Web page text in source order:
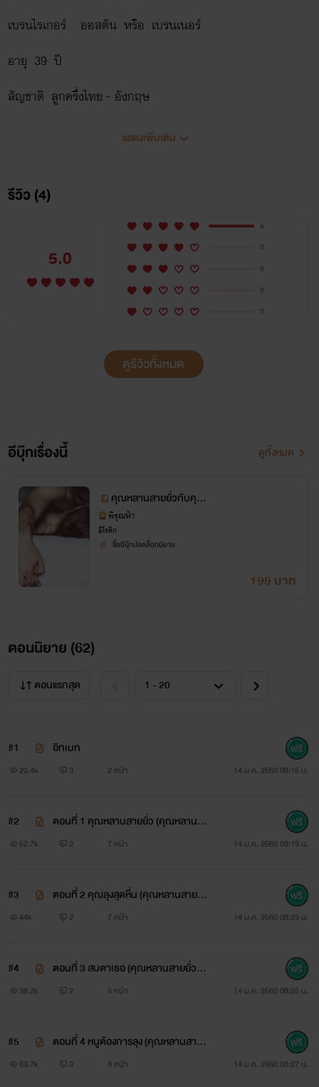
เบรนไรเกอร์ ออสตัน หรือ เบรนเนอร์
อายุ 39 ปี
สัญชาติ ลูกครึ่งไทย - อังกฤษ
เจ้าของธุรกิจอสังหาริมทรัพย์ขนาดใหญ่ เขามันหื่น ถึก
รถยนต์ที่พรากชีวิตน้องชายและน้องสะใภ้ของเขาไปอย่างไม่มีวัน
กลับทำให้เขาจำเป็นต้องรับเลี้ยงเด็กสาวที่เป็นลูกเลี้ยงของทั้ง
ในตอนเด็ก ๆ หลานสาวของเขาทั้งน่ารักและแสนดี แต่เมื่อ
โตมาหุ่นของหลานสาวมันช่าง เอ็กซ์ เซ็กซี่บาดใจคุณลุงสุดหื่น
อย่างเขานัก เขาจะทนได้นานแค่ไหนเมื่อร่างบางสุดเอ็กซ์เซ็กซี่
นั้นยั่วยวนเขาให้คอยถวิลหาทุกวี่ทุกวัน
แพททริเชียร์ ออสตัน หรือ แพทตี้ อายุ 19 ปี
สัญชาติ ไทย
เธอคือคุณหลานสายยั่ว หุ่นบางร่างเล็ก สุดเอ็กซ์ เซ็กซี่
สเปกคุณลุงเบรนเนอร์ เธอหลงรักคุณลุงเบรนเนอร์ของเธอมา
ให้ได้
NC+++++
นางเอก นางรอง หื่น
รูปทุกรูปที่นำมาไม่เกี่ยวข้องกับเนื้อหาของนิยาย
ขอบคุณรีดเดอร์ทุกคนที่ติดตามนิยายของ ไรท์ พิรุณฟ้า นะคะ
ถ้าไรท์ผิดพลาดประการใดช่วยแนะนำไรท์ด้วยนะคะ
ไรท์ พิรุณฟ้า ขอฝากเรื่อง คุณหลานสายยั่วกับคุณลุงสุดหื่น
กับรีดเดอร์ทุกคนด้วยนะคะ
แสดงเพิ่มเติม
รีวิว (4)
5.0
4
0
0
0
0
ดูรีวิวทั้งหมด
อีบุ๊กเรื่องนี้ ดูทั้งหมด
คุณหลานสายยั่วกับคุณลุ
งสุดหื่น
พิรุณฟ้า
อีโรติก
ซื้ออีบุ๊กปลดล็อกนิยาย
199 บาท
ตอนนิยาย (62)
ตอนแรกสุด
#1 อิทเมท
22.4k 3 2 หน้า 14 ม.ค. 2560 08:15 น.
#2
ตอนที่ 1 คุณหลานสายยั่ว (คุณหลานสา
ยยั่วกับคุณลุงสุดหื่นNC++++)
52.7k 2 7 หน้า 14 ม.ค. 2560 08:19 น.
#3
ตอนที่ 2 คุณลุงสุดหื่น (คุณหลานสายยั่
วกับคุณลุงสุดหื่นNC++++)
44k 2 7 หน้า 14 ม.ค. 2560 08:23 น.
#4
ตอนที่ 3 สบตาเธอ (คุณหลานสายยั่วกั
บคุณลุงสุดหื่นNC++++)
38.2k 2 5 หน้า 14 ม.ค. 2560 08:25 น.
#5
ตอนที่ 4 หนูต้องการลุง (คุณหลานสายยั่
วกับคุณลุงสุดหื่นNC++++)
63.7k 3 8 หน้า 14 ม.ค. 2560 08:27 น.